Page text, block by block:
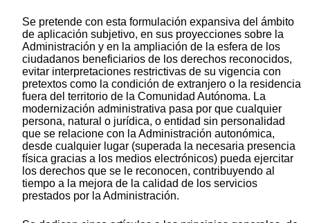
Se pretende con esta formulación expansiva del ámbito
de aplicación subjetivo, en sus proyecciones sobre la
Administración y en la ampliación de la esfera de los
ciudadanos beneficiarios de los derechos reconocidos,
evitar interpretaciones restrictivas de su vigencia con
pretextos como la condición de extranjero o la residencia
fuera del territorio de la Comunidad Autónoma. La
modernización administrativa pasa por que cualquier
persona, natural o jurídica, o entidad sin personalidad
que se relacione con la Administración autonómica,
desde cualquier lugar (superada la necesaria presencia
física gracias a los medios electrónicos) pueda ejercitar
los derechos que se le reconocen, contribuyendo al
tiempo a la mejora de la calidad de los servicios
prestados por la Administración.